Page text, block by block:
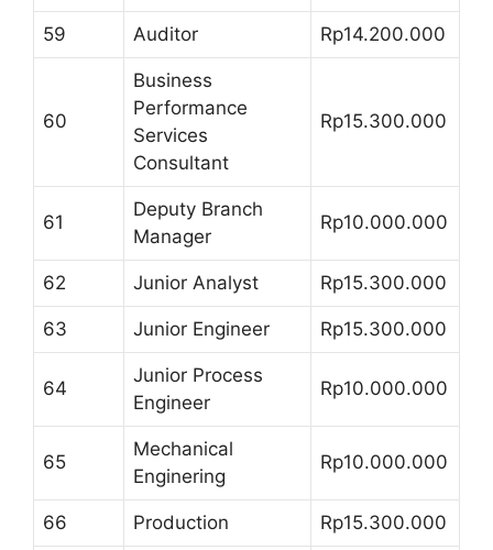
59 Auditor Rp14.200.000
60
Business
Performance
Services
Consultant
Rp15.300.000
61
Deputy Branch
Manager
Rp10.000.000
62 Junior Analyst Rp15.300.000
63 Junior Engineer Rp15.300.000
64
Junior Process
Engineer
Rp10.000.000
65
Mechanical
Enginering
Rp10.000.000
66 Production Rp15.300.000